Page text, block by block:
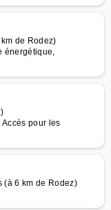
de Rodez)
énergétique,
pour les
(à 6 km de Rodez)